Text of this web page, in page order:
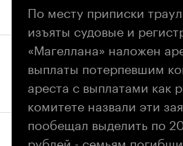
По месту приписки
изъяты судовые и
«Магеллана» наложен
выплаты потерпевшим
ареста с выплатами как
комитете назвали эти
пообещал выделить по
рублей - семьям